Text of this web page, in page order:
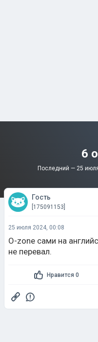
6
Последний — 25
Гость
[175091153]
25 июля 2024, 00:08
O-zone сами на
не перевал.
Нравится 0